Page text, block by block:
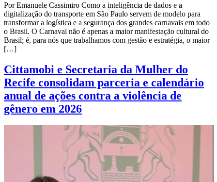
Por Emanuele Cassimiro Como a inteligência de dados e a
digitalização do transporte em São Paulo servem de modelo para
transformar a logística e a segurança dos grandes carnavais em todo
o Brasil. O Carnaval não é apenas a maior manifestação cultural do
Brasil; é, para nós que trabalhamos com gestão e estratégia, o maior
[…]
Cittamobi e Secretaria da Mulher do
Recife consolidam parceria e calendário
anual de ações contra a violência de
gênero em 2026